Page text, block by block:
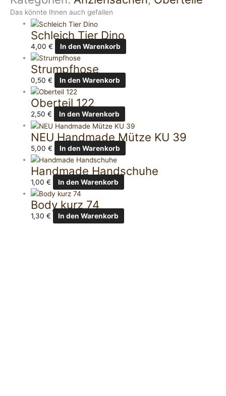
Das könnte Ihnen auch gefallen
Schleich Tier Dino
4,00€ In den Warenkorb
Strumpfhose
0,50€ In den Warenkorb
Oberteil 122
2,50€ In den Warenkorb
NEU Handmade Mütze KU 39
5,00€ In den Warenkorb
Handmade Handschuhe
1,00€ In den Warenkorb
Body kurz 74
1,30€ In den Warenkorb